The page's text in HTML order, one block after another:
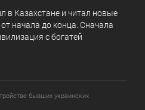
в Казахстане и читал новые
начала до конца. Сначала
с богатей
бывших украинских